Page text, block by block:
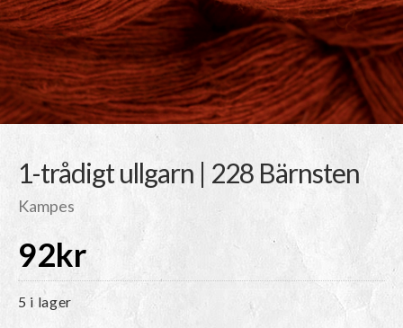
1-trådigt ullgarn | 228 Bärnsten
Kampes
92kr
5 i lager